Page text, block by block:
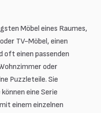
Möbel eines Raumes,
TV-Möbel, einen
oft einen passenden
oder
Puzzleteile. Sie
eine Serie
einem einzelnen